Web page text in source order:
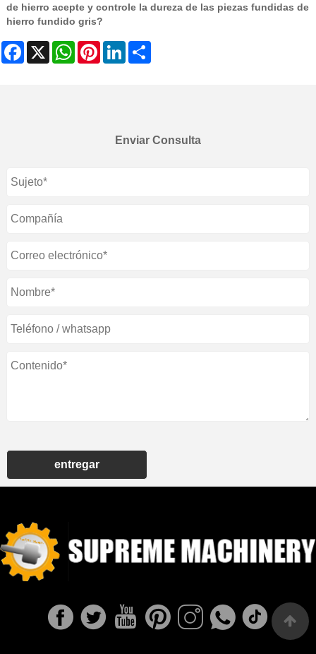
de hierro acepte y controle la dureza de las piezas fundidas de
hierro fundido gris?
Facebook
X WhatsAppPinterestLinkedIn
Enviar Consulta
entregar